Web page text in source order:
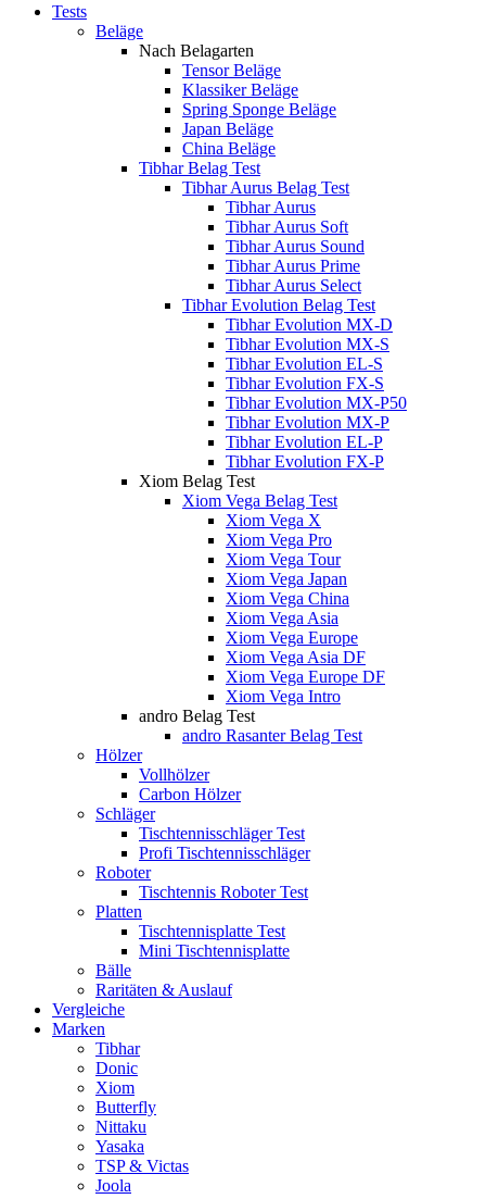
Tests
Beläge
Nach Belagarten
Tensor Beläge
Klassiker Beläge
Spring Sponge Beläge
Japan Beläge
China Beläge
Tibhar Belag Test
Tibhar Aurus Belag Test
Tibhar Aurus
Tibhar Aurus Soft
Tibhar Aurus Sound
Tibhar Aurus Prime
Tibhar Aurus Select
Tibhar Evolution Belag Test
Tibhar Evolution MX-D
Tibhar Evolution MX-S
Tibhar Evolution EL-S
Tibhar Evolution FX-S
Tibhar Evolution MX-P50
Tibhar Evolution MX-P
Tibhar Evolution EL-P
Tibhar Evolution FX-P
Xiom Belag Test
Xiom Vega Belag Test
Xiom Vega X
Xiom Vega Pro
Xiom Vega Tour
Xiom Vega Japan
Xiom Vega China
Xiom Vega Asia
Xiom Vega Europe
Xiom Vega Asia DF
Xiom Vega Europe DF
Xiom Vega Intro
andro Belag Test
andro Rasanter Belag Test
Hölzer
Vollhölzer
Carbon Hölzer
Schläger
Tischtennisschläger Test
Profi Tischtennisschläger
Roboter
Tischtennis Roboter Test
Platten
Tischtennisplatte Test
Mini Tischtennisplatte
Bälle
Raritäten & Auslauf
Vergleiche
Marken
Tibhar
Donic
Xiom
Butterfly
Nittaku
Yasaka
TSP & Victas
Joola